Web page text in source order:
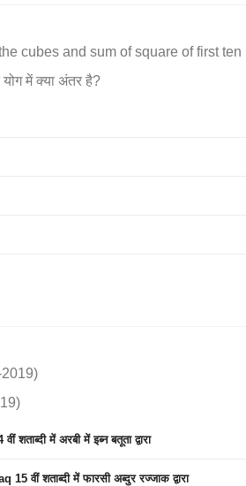
cubes and sum of square of first
में क्या अंतर है?
में अरबी में इब्न बतूता द्वारा
शताब्दी में फारसी अब्दुर रज्जाक द्वारा